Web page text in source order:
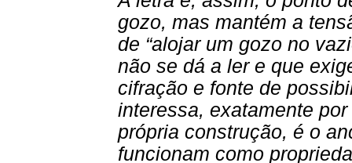
gozo, mas mantém a
de “alojar um gozo no
não se dá a ler e que
cifração e fonte de
interessa, exatamente
própria construção, é o
funcionam como